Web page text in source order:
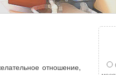
отношение,